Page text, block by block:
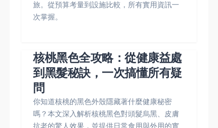
旅。從預算考量到設施比較，所有實用資訊一
次掌握。
核桃黑色全攻略：從健康益處
到黑髮秘訣，一次搞懂所有疑
問
你知道核桃的黑色外殼隱藏著什麼健康秘密
嗎？本文深入解析核桃黑色對頭髮烏黑、皮膚
抗老的驚人效果，並提供日常食用與外用的實